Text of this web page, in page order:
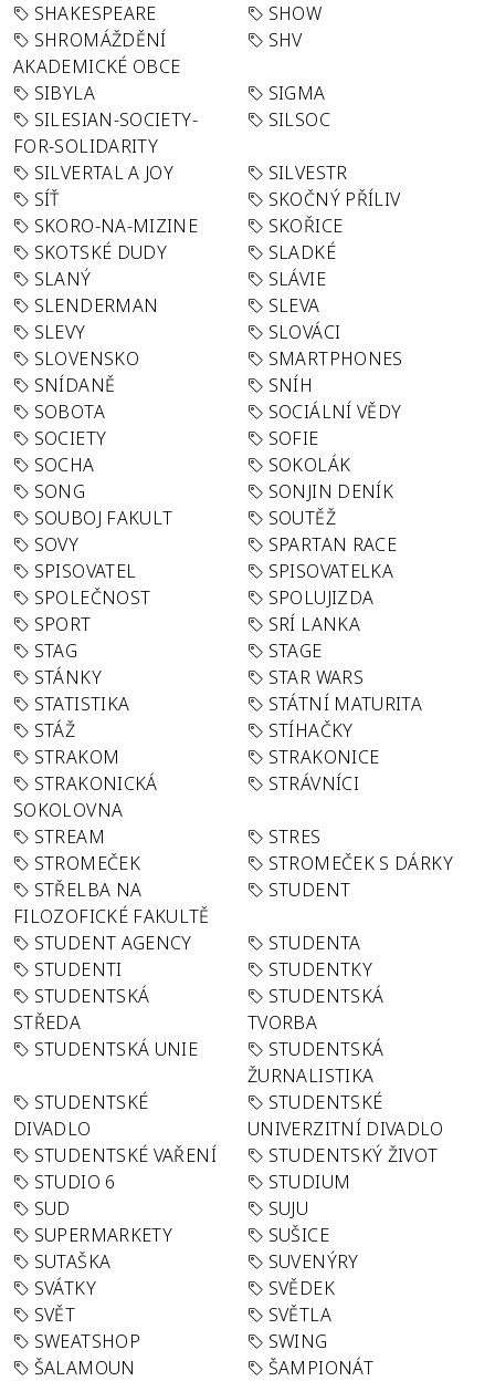
SHAKESPEARE
SHOW
SHROMÁŽDĚNÍ
AKADEMICKÉ OBCE
SHV
SIBYLA
SIGMA
SILESIAN-SOCIETY-
FOR-SOLIDARITY
SILSOC
SILVERTAL A JOY
SILVESTR
SÍŤ
SKOČNÝ PŘÍLIV
SKORO-NA-MIZINE
SKOŘICE
SKOTSKÉ DUDY
SLADKÉ
SLANÝ
SLÁVIE
SLENDERMAN
SLEVA
SLEVY
SLOVÁCI
SLOVENSKO
SMARTPHONES
SNÍDANĚ
SNÍH
SOBOTA
SOCIÁLNÍ VĚDY
SOCIETY
SOFIE
SOCHA
SOKOLÁK
SONG
SONJIN DENÍK
SOUBOJ FAKULT
SOUTĚŽ
SOVY
SPARTAN RACE
SPISOVATEL
SPISOVATELKA
SPOLEČNOST
SPOLUJIZDA
SPORT
SRÍ LANKA
STAG
STAGE
STÁNKY
STAR WARS
STATISTIKA
STÁTNÍ MATURITA
STÁŽ
STÍHAČKY
STRAKOM
STRAKONICE
STRAKONICKÁ
SOKOLOVNA
STRÁVNÍCI
STREAM
STRES
STROMEČEK
STROMEČEK S DÁRKY
STŘELBA NA
FILOZOFICKÉ FAKULTĚ
STUDENT
STUDENT AGENCY
STUDENTA
STUDENTI
STUDENTKY
STUDENTSKÁ
STŘEDA
STUDENTSKÁ
TVORBA
STUDENTSKÁ UNIE
STUDENTSKÁ
ŽURNALISTIKA
STUDENTSKÉ
DIVADLO
STUDENTSKÉ
UNIVERZITNÍ DIVADLO
STUDENTSKÉ VAŘENÍ
STUDENTSKÝ ŽIVOT
STUDIO 6
STUDIUM
SUD
SUJU
SUPERMARKETY
SUŠICE
SUTAŠKA
SUVENÝRY
SVÁTKY
SVĚDEK
SVĚT
SVĚTLA
SWEATSHOP
SWING
ŠALAMOUN
ŠAMPIONÁT